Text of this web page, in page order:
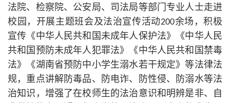
法院、检察院、公安局、司法局等部门专业人士走进
校园，开展主题班会及法治宣传活动200余场，积极
宣传《中华人民共和国未成年人保护法》《中华人民
共和国 预防未成年人犯罪法》《中华人民共和国 禁毒
法》《湖南省预防中小学生溺水若干规定》等法律法
规，重点讲解防毒品、防电诈、防性侵、防溺水等法
治知识，增强了在校师生的法治意识和明辨是非、自